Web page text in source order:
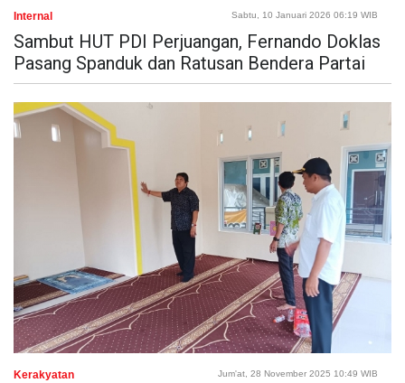
Internal Sabtu, 10 Januari 2026 06:19 WIB
Sambut HUT PDI Perjuangan, Fernando Doklas
Pasang Spanduk dan Ratusan Bendera Partai
Kerakyatan Jum'at, 28 November 2025 10:49 WIB